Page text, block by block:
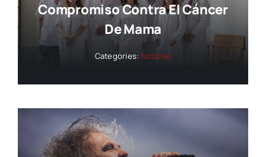
Compromiso Contra El Cáncer
De Mama
Categories: Noticias